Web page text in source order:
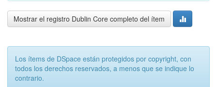
Mostrar el registro Dublin Core completo del ítem
Los ítems de DSpace están protegidos por copyright, con
todos los derechos reservados, a menos que se indique lo
contrario.